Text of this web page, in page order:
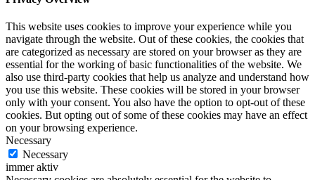
This website uses cookies to improve your experience while you
navigate through the website. Out of these cookies, the cookies that
are categorized as necessary are stored on your browser as they are
essential for the working of basic functionalities of the website. We
also use third-party cookies that help us analyze and understand how
you use this website. These cookies will be stored in your browser
only with your consent. You also have the option to opt-out of these
cookies. But opting out of some of these cookies may have an effect
on your browsing experience.
Necessary
Necessary
immer aktiv